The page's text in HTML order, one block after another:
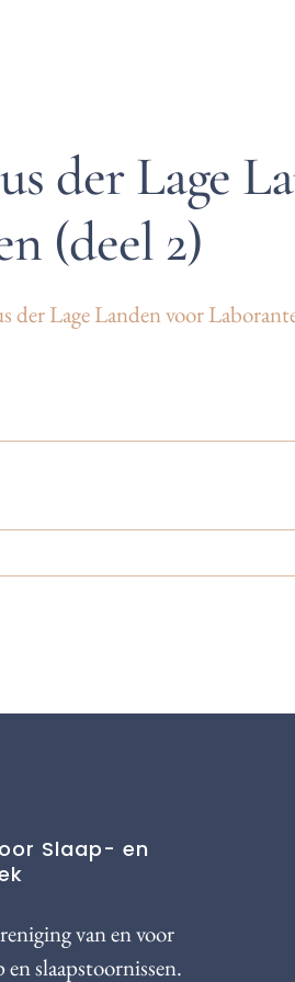
der Lage
(deel 2)
der Lage Landen voor
Slaap- en
van en voor
en slaapstoornissen.